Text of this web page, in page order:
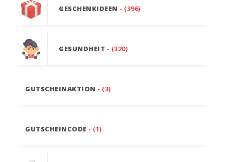
GESCHENKIDEEN - (396)
GESUNDHEIT - (320)
GUTSCHEINAKTION - (3)
GUTSCHEINCODE - (1)